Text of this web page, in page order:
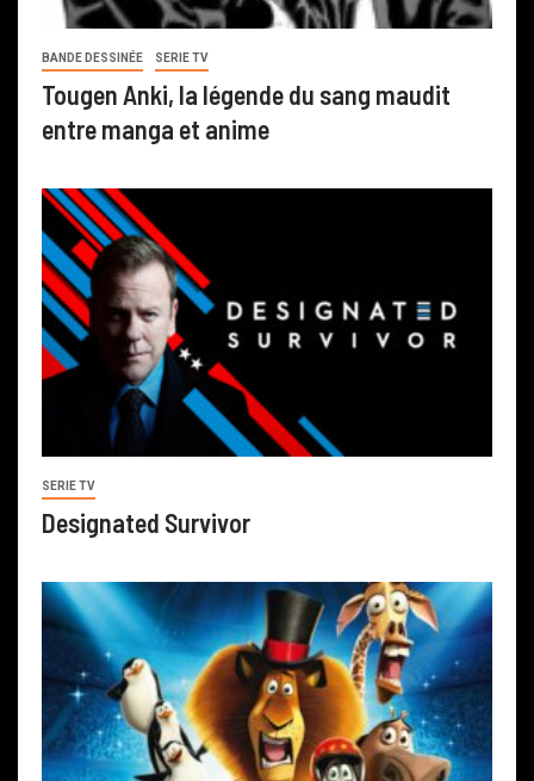
BANDE DESSINÉE SERIE TV
Tougen Anki, la légende du sang maudit
entre manga et anime
SERIE TV
Designated Survivor